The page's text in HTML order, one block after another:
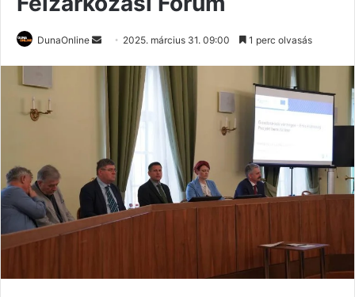
DunaOnline
Send 2025. március 31. 09:00 1 perc olvasás